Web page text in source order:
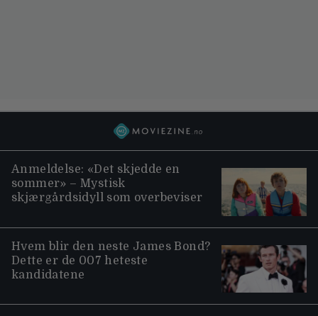
Anmeldelse: «Det skjedde en
sommer» – Mystisk
skjærgårdsidyll som overbeviser
Hvem blir den neste James Bond?
Dette er de 007 heteste
kandidatene